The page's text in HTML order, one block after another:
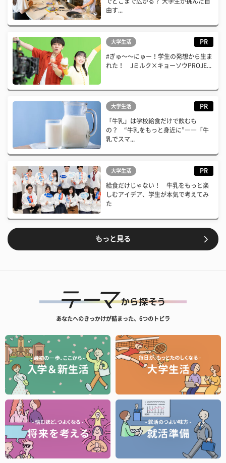
由す...
大学生活 PR
#ぎゅ〜〜にゅー！学生の発想から生ま
れた！ Jミルク×キョーソウPROJE...
大学生活 PR
「牛乳」は学校給食だけで飲むも
の？ “牛乳をもっと身近に”――「牛
乳でスマ...
大学生活 PR
給食だけじゃない！ 牛乳をもっと楽
しむアイデア、学生が本気で考えてみ
た
もっと見る
あなたへのきっかけが詰まった、6つのトビラ